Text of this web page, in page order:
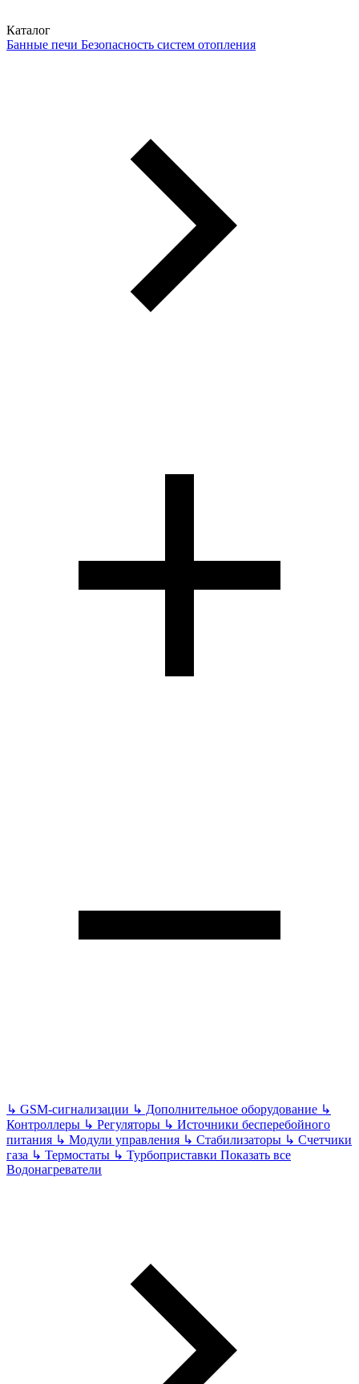
Каталог
Банные печи Безопасность систем отопления
↳ GSM-сигнализации ↳ Дополнительное оборудование ↳
Контроллеры ↳ Регуляторы ↳ Источники бесперебойного
питания ↳ Модули управления ↳ Стабилизаторы ↳ Счетчики
газа ↳ Термостаты ↳ Турбоприставки Показать все
Водонагреватели